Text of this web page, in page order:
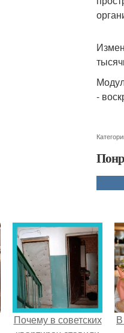
-
Почему в советских